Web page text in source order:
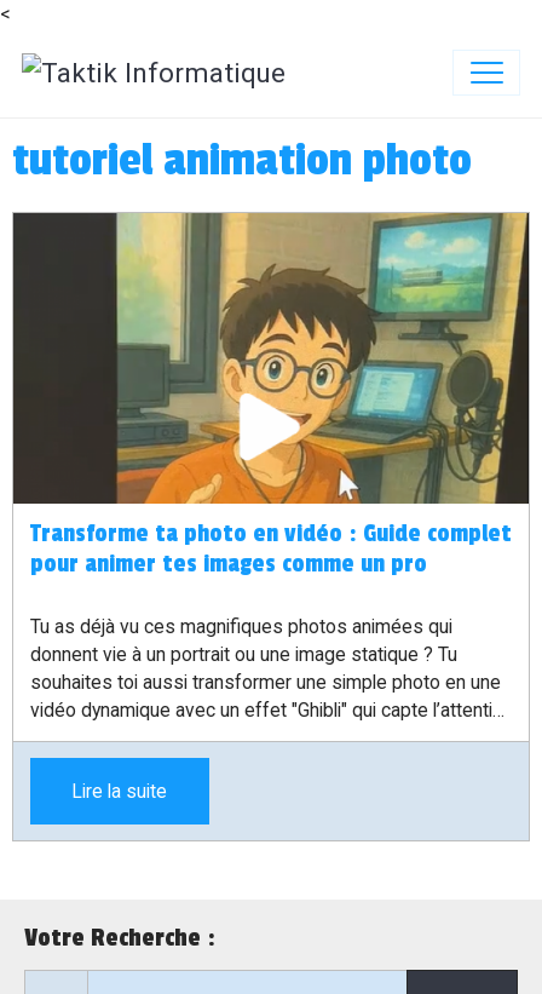
<
tutoriel animation photo
Transforme ta photo en vidéo : Guide complet
pour animer tes images comme un pro
Tu as déjà vu ces magnifiques photos animées qui
donnent vie à un portrait ou une image statique ? Tu
souhaites toi aussi transformer une simple photo en une
vidéo dynamique avec un effet "Ghibli" qui capte l’attention
? Dans cet article, je vais te montrer étape par étape
comment créer cet effet d’animation à partir d’une photo,
grâce à des outils accessibles et faciles à utiliser. Inspiré
par une astuce partagée par TakTik Informatique, je
t’explique comment passer de ta photo à une vidéo
Lire la suite
Votre Recherche :